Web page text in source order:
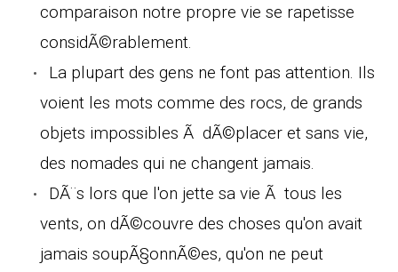
comparaison notre propre vie se rapetisse
considÃ©rablement.
La plupart des gens ne font pas attention. Ils
voient les mots comme des rocs, de grands
objets impossibles Ã dÃ©placer et sans vie,
des nomades qui ne changent jamais.
DÃ¨s lors que l'on jette sa vie Ã tous les
vents, on dÃ©couvre des choses qu'on avait
jamais soupÃ§onnÃ©es, qu'on ne peut